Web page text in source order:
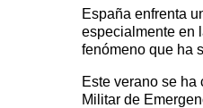
España enfrenta
especialmente en
fenómeno que ha
Este verano se
Militar de